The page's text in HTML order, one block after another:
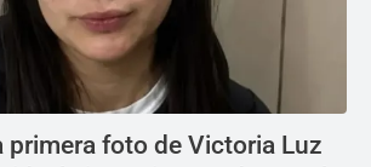
primera foto de Victoria Luz